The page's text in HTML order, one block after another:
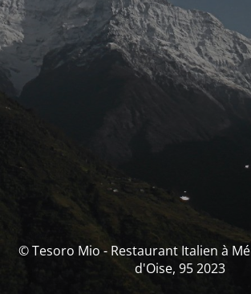
© Tesoro Mio - Restaurant Italien à
d'Oise, 95 2023